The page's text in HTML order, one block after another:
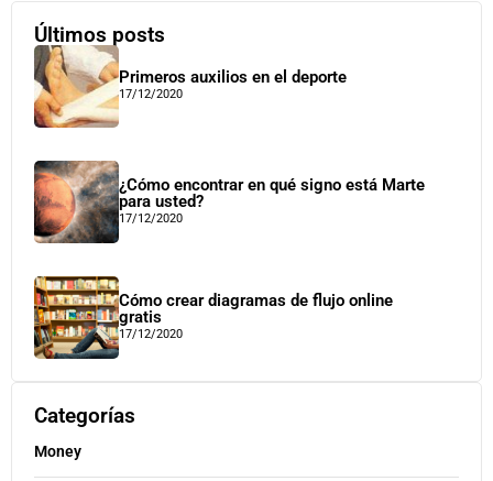
Últimos posts
Primeros auxilios en el deporte
17/12/2020
¿Cómo encontrar en qué signo está Marte
para usted?
17/12/2020
Cómo crear diagramas de flujo online
gratis
17/12/2020
Categorías
Money